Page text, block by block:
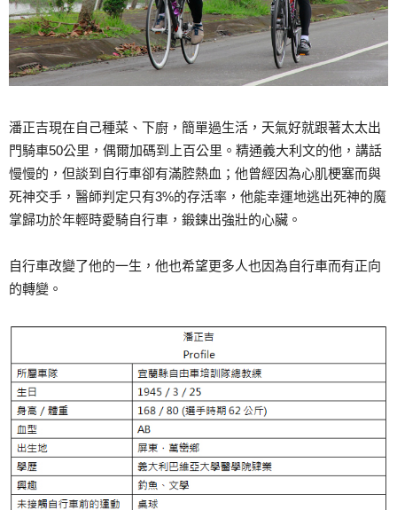
潘正吉現在自己種菜、下廚，簡單過生活，天氣好就跟著太太出
門騎車50公里，偶爾加碼到上百公里。精通義大利文的他，講話
慢慢的，但談到自行車卻有滿腔熱血；他曾經因為心肌梗塞而與
死神交手，醫師判定只有3%的存活率，他能幸運地逃出死神的魔
掌歸功於年輕時愛騎自行車，鍛鍊出強壯的心臟。
自行車改變了他的一生，他也希望更多人也因為自行車而有正向
的轉變。